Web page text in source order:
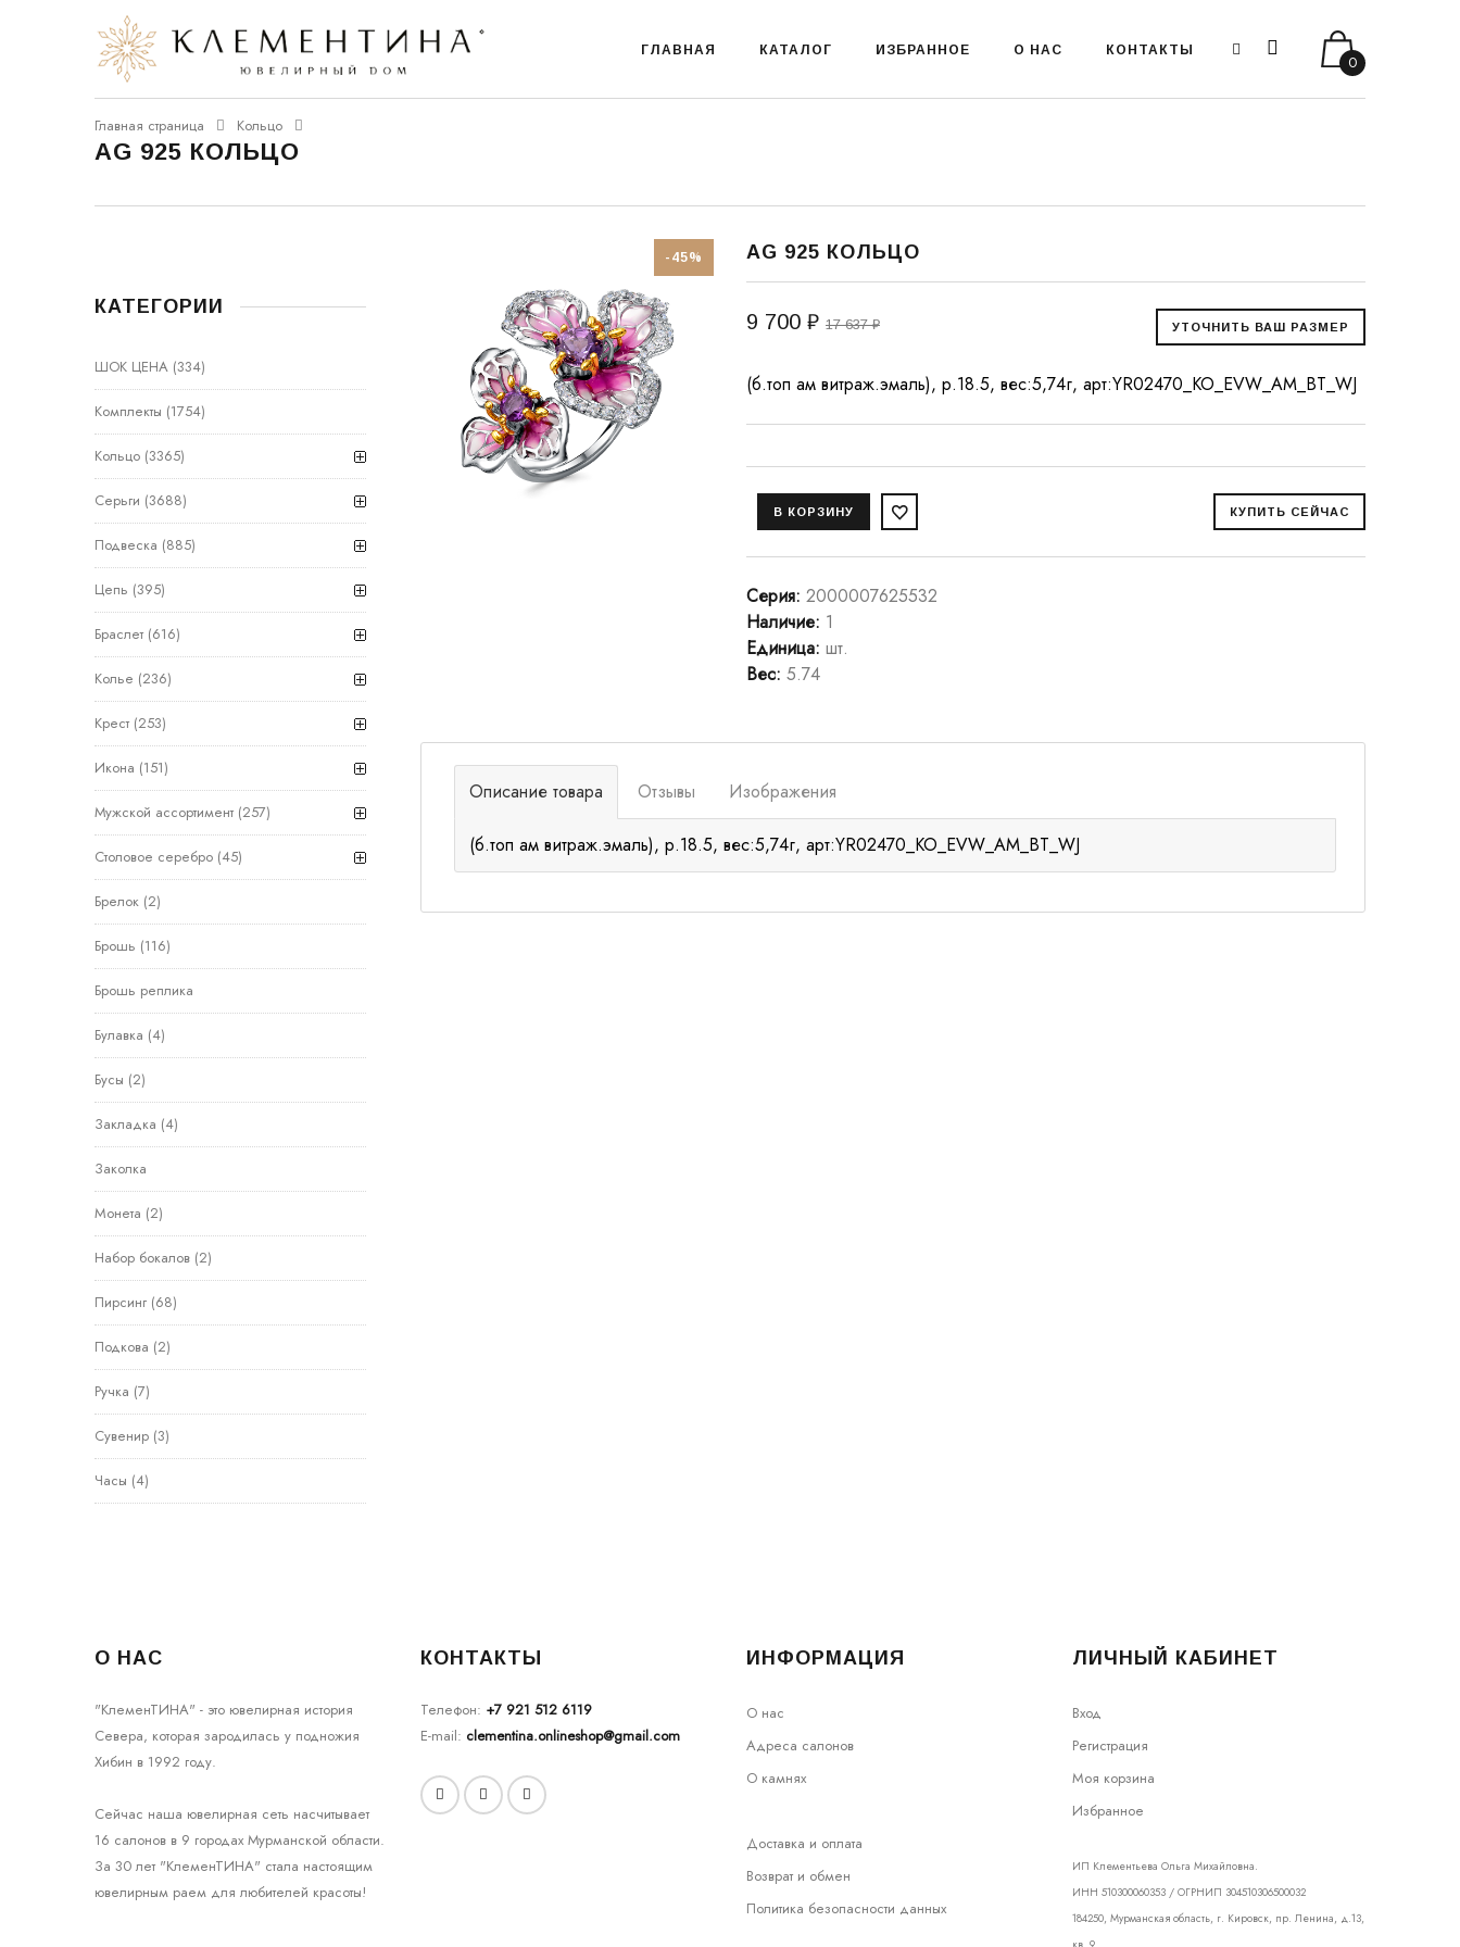
0
ГЛАВНАЯ КАТАЛОГ ИЗБРАННОЕ О НАС КОНТАКТЫ
Главная страница Кольцо
AG 925 КОЛЬЦО
-45% AG 925 КОЛЬЦО
9 700 ₽ 17 637 ₽
(б.топ ам витраж.эмаль), р.18.5, вес:5,74г, арт:YR02470_KO_EVW_AM_BT_WJ
Серия: 2000007625532
Наличие: 1
Единица: шт.
Вес: 5.74
Описание товара
(б.топ ам витраж.эмаль), р.18.5, вес:5,74г, арт:YR02470_KO_EVW_AM_BT_WJ
Отзывы Изображения
КАТЕГОРИИ
ШОК ЦЕНА (334)
Комплекты (1754)
Кольцо (3365)
Серьги (3688)
Подвеска (885)
Цепь (395)
Браслет (616)
Колье (236)
Крест (253)
Икона (151)
Мужской ассортимент (257)
Столовое серебро (45)
Брелок (2)
Брошь (116)
Брошь реплика
Булавка (4)
Бусы (2)
Закладка (4)
Заколка
Монета (2)
Набор бокалов (2)
Пирсинг (68)
Подкова (2)
Ручка (7)
Сувенир (3)
Часы (4)
О НАС
"КлеменТИНА" - это ювелирная история
Севера, которая зародилась у подножия
Хибин в 1992 году.
Сейчас наша ювелирная сеть насчитывает
16 салонов в 9 городах Мурманской области.
За 30 лет "КлеменТИНА" стала настоящим
ювелирным раем для любителей красоты!
КОНТАКТЫ
Телефон: +7 921 512 6119
E-mail: clementina.onlineshop@gmail.com
ИНФОРМАЦИЯ
О нас
Адреса салонов
О камнях
Доставка и оплата
Возврат и обмен
Политика безопасности данных
ЛИЧНЫЙ КАБИНЕТ
Вход
Регистрация
Моя корзина
Избранное
ИП Клементьева Ольга Михайловна.
ИНН 510300060353 / ОГРНИП 304510306500032
184250, Мурманская область, г. Кировск, пр. Ленина, д.13,